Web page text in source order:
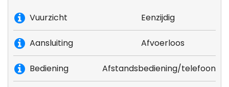
Vuurzicht Eenzijdig
Aansluiting Afvoerloos
Bediening Afstandsbediening/telefoon